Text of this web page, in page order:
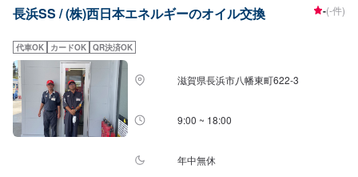
応）<ディーゼル車用>・5W-30▶︎1,920円（DPF装置ディーゼル乗用車）・
金----------->>オイルフィルター2,750円〜／台>>２サイクルオイル1,650円〜
／台
長浜SS / (株)西日本エネルギーのオイル交換 -(-件)
代車OK カードOK QR決済OK
滋賀県長浜市八幡東町622-3
9:00 ~ 18:00
年中無休